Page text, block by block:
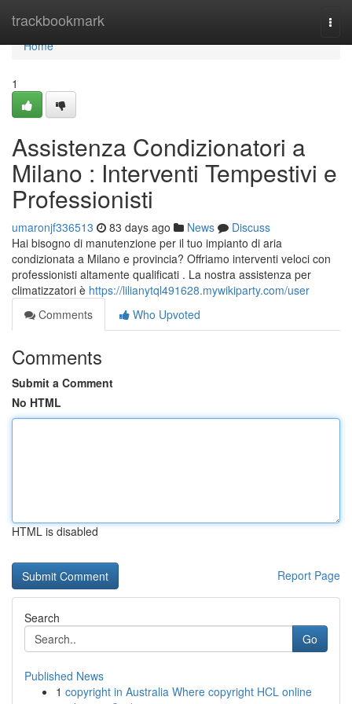
trackbookmark
Home
Home
1
Assistenza Condizionatori a
Milano : Interventi Tempestivi e
Professionisti
umaronjf336513 83 days ago News
Discuss
Hai bisogno di manutenzione per il tuo impianto di aria
condizionata a Milano e provincia? Offriamo interventi veloci con
professionisti altamente qualificati . La nostra assistenza per
climatizzatori è https://lilianytql491628.mywikiparty.com/user
Comments
Who Upvoted
Comments
Submit a Comment
No HTML
HTML is disabled
Report Page
Search
Go
Published News
1 copyright in Australia Where copyright HCL online